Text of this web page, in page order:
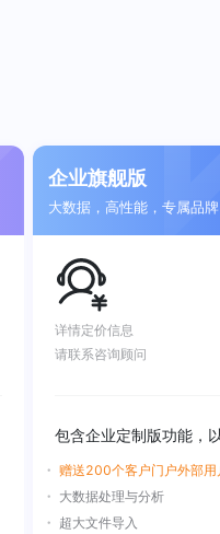
企业旗舰版
大数据，高性能，专属品牌
详情定价信息
请联系咨询顾问
包含企业定制版功能，
赠送200个客户门户外部用
大数据处理与分析
超大文件导入